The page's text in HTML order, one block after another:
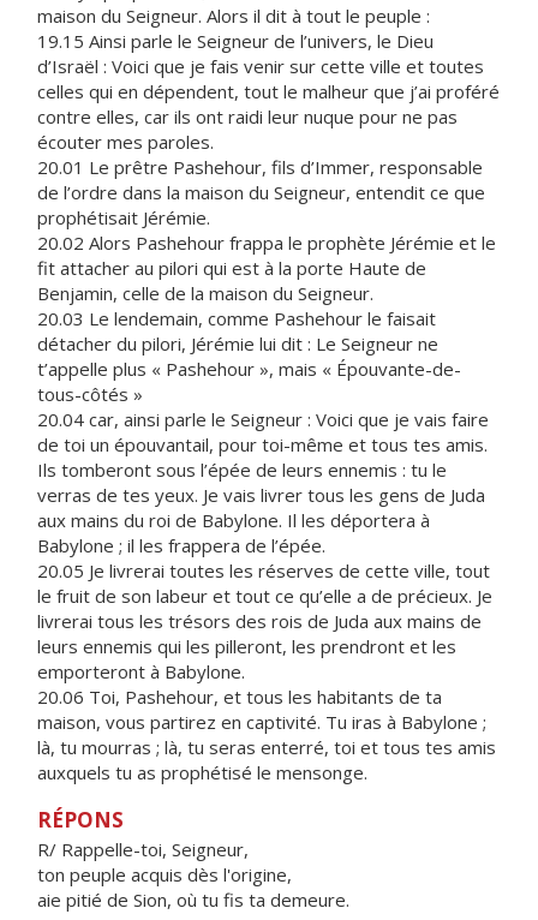
maison du Seigneur. Alors il dit à tout le peuple :
19.15 Ainsi parle le Seigneur de l’univers, le Dieu
d’Israël : Voici que je fais venir sur cette ville et toutes
celles qui en dépendent, tout le malheur que j’ai proféré
contre elles, car ils ont raidi leur nuque pour ne pas
écouter mes paroles.
20.01 Le prêtre Pashehour, fils d’Immer, responsable
de l’ordre dans la maison du Seigneur, entendit ce que
prophétisait Jérémie.
20.02 Alors Pashehour frappa le prophète Jérémie et le
fit attacher au pilori qui est à la porte Haute de
Benjamin, celle de la maison du Seigneur.
20.03 Le lendemain, comme Pashehour le faisait
détacher du pilori, Jérémie lui dit : Le Seigneur ne
t’appelle plus « Pashehour », mais « Épouvante-de-
tous-côtés »
20.04 car, ainsi parle le Seigneur : Voici que je vais faire
de toi un épouvantail, pour toi-même et tous tes amis.
Ils tomberont sous l’épée de leurs ennemis : tu le
verras de tes yeux. Je vais livrer tous les gens de Juda
aux mains du roi de Babylone. Il les déportera à
Babylone ; il les frappera de l’épée.
20.05 Je livrerai toutes les réserves de cette ville, tout
le fruit de son labeur et tout ce qu’elle a de précieux. Je
livrerai tous les trésors des rois de Juda aux mains de
leurs ennemis qui les pilleront, les prendront et les
emporteront à Babylone.
20.06 Toi, Pashehour, et tous les habitants de ta
maison, vous partirez en captivité. Tu iras à Babylone ;
là, tu mourras ; là, tu seras enterré, toi et tous tes amis
auxquels tu as prophétisé le mensonge.
RÉPONS
R/ Rappelle-toi, Seigneur,
ton peuple acquis dès l'origine,
aie pitié de Sion, où tu fis ta demeure.